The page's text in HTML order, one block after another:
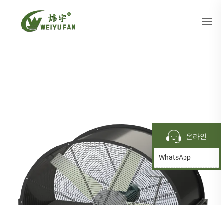
온라인
WhatsApp